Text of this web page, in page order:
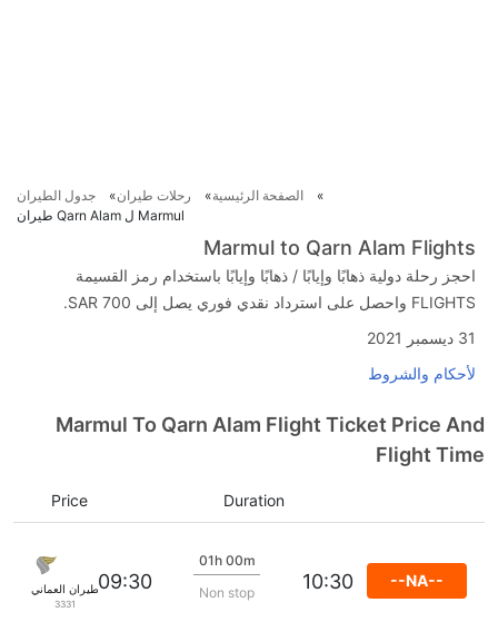
الصفحة الرئيسية رحلات طيران
جدول الطيران
Marmul ل Qarn Alam طيران
Marmul to Qarn Alam Flights
احجز رحلة دولية ذهابًا وإيابًا / ذهابًا وإيابًا باستخدام رمز القسيمة
FLIGHTS واحصل على استرداد نقدي فوري يصل إلى SAR 700.
31 ديسمبر 2021
لأحكام والشروط
Marmul To Qarn Alam Flight Ticket Price And
Flight Time
Duration
Price
الطيران العماني
3331
09:30
01h 00m
Non stop
10:30 --NA--